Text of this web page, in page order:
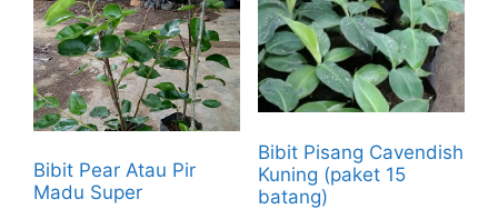
Bibit Pear Atau Pir
Madu Super
Bibit Pisang Cavendish
Kuning (paket 15
batang)